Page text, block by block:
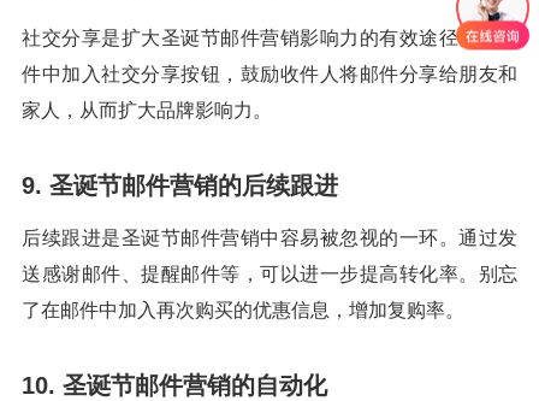
社交分享是扩大圣诞节邮件营销影响力的有效途径。在邮
件中加入社交分享按钮，鼓励收件人将邮件分享给朋友和
家人，从而扩大品牌影响力。
9. 圣诞节邮件营销的后续跟进
后续跟进是圣诞节邮件营销中容易被忽视的一环。通过发
送感谢邮件、提醒邮件等，可以进一步提高转化率。别忘
了在邮件中加入再次购买的优惠信息，增加复购率。
10. 圣诞节邮件营销的自动化